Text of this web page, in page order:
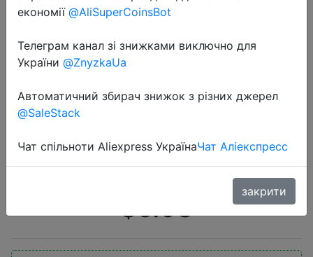
2020-08-22
бикини, женский купальник с
открытой спиной, для девочек,
треугольный �…
$5.98
економії @AliSuperCoinsBot
Телеграм канал зі знижками виключно для
України @ZnyzkaUa
Автоматичний збирач знижок з різних джерел
@SaleStack
Чат спільноти Aliexpress УкраїнаЧат Аліекспресс
закрити